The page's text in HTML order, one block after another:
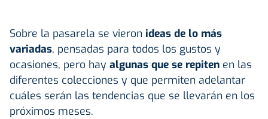
Sobre la pasarela se vieron ideas de lo más
variadas, pensadas para todos los gustos y
ocasiones, pero hay algunas que se repiten en las
diferentes colecciones y que permiten adelantar
cuáles serán las tendencias que se llevarán en los
próximos meses.